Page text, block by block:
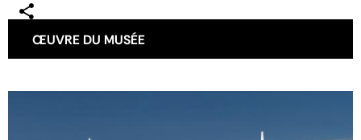
ŒUVRE DU MUSÉE